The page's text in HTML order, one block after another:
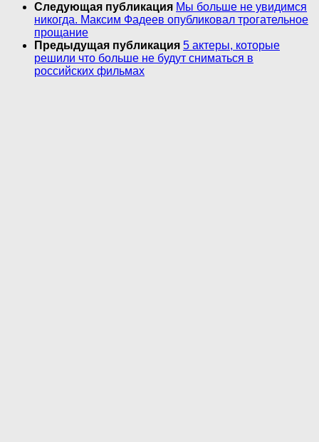
Следующая публикация Мы больше не увидимся
никогда. Максим Фадеев опубликовал трогательное
прощание
Предыдущая публикация 5 актеры, которые
решили что больше не будут сниматься в
российских фильмах